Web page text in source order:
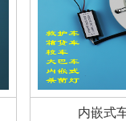
内嵌式